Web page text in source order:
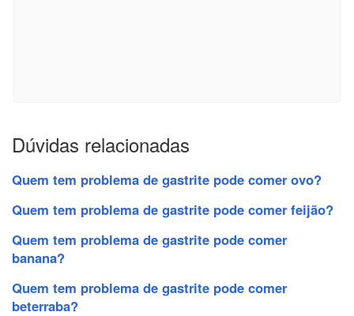
Dúvidas relacionadas
Quem tem problema de gastrite pode comer ovo?
Quem tem problema de gastrite pode comer feijão?
Quem tem problema de gastrite pode comer
banana?
Quem tem problema de gastrite pode comer
beterraba?